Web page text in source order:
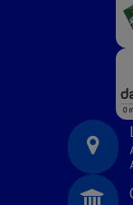
Prefeitura Municipal